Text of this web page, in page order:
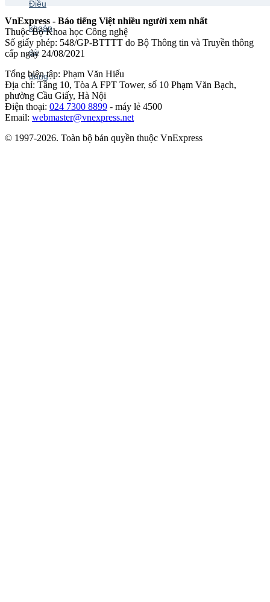
VnExpress - Báo tiếng Việt nhiều người xem nhất
Thuộc Bộ Khoa học Công nghệ
Số giấy phép: 548/GP-BTTTT do Bộ Thông tin và Truyền thông
cấp ngày 24/08/2021
Tổng biên tập: Phạm Văn Hiếu
Địa chỉ: Tầng 10, Tòa A FPT Tower, số 10 Phạm Văn Bạch,
phường Cầu Giấy, Hà Nội
Điện thoại: 024 7300 8899 - máy lẻ 4500
Email: webmaster@vnexpress.net
© 1997-2026. Toàn bộ bản quyền thuộc VnExpress